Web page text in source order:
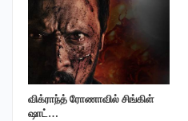
விக்ராந்த் ரோணாவில் சிங்கிள்
ஷாட்…